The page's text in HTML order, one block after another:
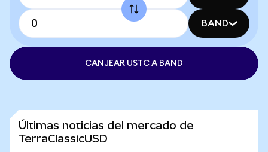
BAND
CANJEAR USTC A BAND
Últimas noticias del mercado de
TerraClassicUSD